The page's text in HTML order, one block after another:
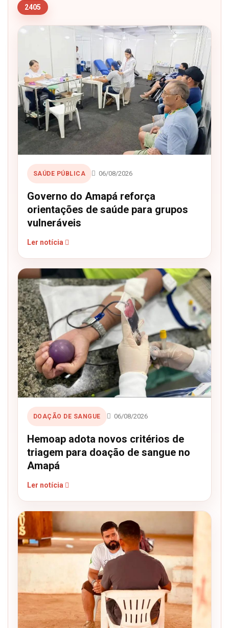
2405
SAÚDE PÚBLICA 06/08/2026
Governo do Amapá reforça
orientações de saúde para grupos
vulneráveis
Ler notícia
DOAÇÃO DE SANGUE 06/08/2026
Hemoap adota novos critérios de
triagem para doação de sangue no
Amapá
Ler notícia